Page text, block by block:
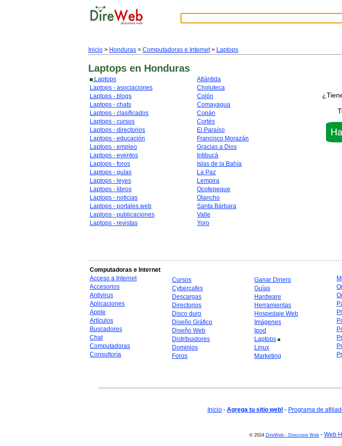
Inicio > Honduras > Computadoras e Internet> Laptops
Laptops en Honduras
Laptops
Laptops - asociaciones
Laptops - blogs
Laptops - chats
Laptops - clasificados
Laptops - cursos
Laptops - directorios
Laptops - educación
Laptops - empleo
Laptops - eventos
Laptops - foros
Laptops - guías
Laptops - leyes
Laptops - libros
Laptops - noticias
Laptops - portales web
Laptops - publicaciones
Laptops - revistas
Atlántida
Choluteca
Colón
Comayagua
Copán
Cortés
El Paraíso
Francisco Morazán
Gracias a Dios
Intibucá
Islas de la Bahía
La Paz
Lempira
Ocotepeque
Olancho
Santa Bárbara
Valle
Yoro
Computadoras e Internet
Acceso a Internet
Accesorios
Antivirus
Aplicaciones
Apple
Artículos
Buscadores
Chat
Computadoras
Consultoría
Cursos
Cybercafes
Descargas
Directorios
Disco duro
Diseño Gráfico
Diseño Web
Distribuidores
Dominios
Foros
Ganar Dinero
Guías
Hardware
Herramientas
Hospedaje Web
Imágenes
Ipod
Laptops
Linux
Marketing
Inicio - Agrega tu sitio web! - Programa de
© 2024 DireWeb - Directorio Web- Web